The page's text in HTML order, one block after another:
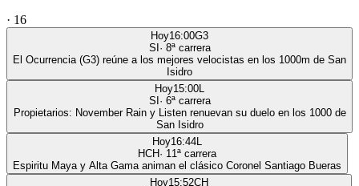
· 16
Hoy16:00G3
SI · 8ª carrera
El Ocurrencia (G3) reúne a los mejores velocistas en los 1000m de San
Isidro
Hoy15:00L
SI · 6ª carrera
Propietarios: November Rain y Listen renuevan su duelo en los 1000 de
San Isidro
Hoy16:44L
HCH· 11ª carrera
Espiritu Maya y Alta Gama animan el clásico Coronel Santiago Bueras
Hoy15:52CH